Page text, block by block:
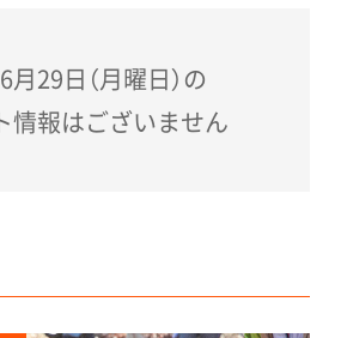
月29日（月曜日）の
情報はございません